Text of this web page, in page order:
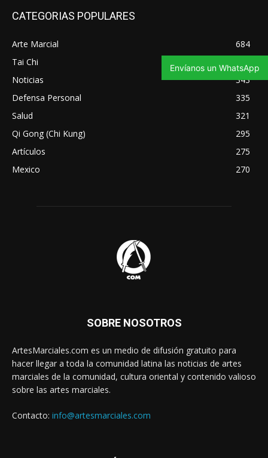
CATEGORIAS POPULARES
Arte Marcial
684
Tai Chi
Noticias
343
Defensa Personal
335
Salud
321
Qi Gong (Chi Kung)
295
Artículos
275
Mexico
270
SOBRE NOSOTROS
ArtesMarciales.com es un medio de difusión gratuito para
hacer llegar a toda la comunidad latina las noticias de artes
marciales de la comunidad, cultura oriental y contenido valioso
sobre las artes marciales.
Contacto: info@artesmarciales.com
Envíanos un WhatsApp